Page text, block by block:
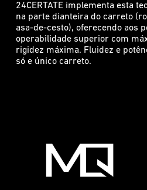
24CERTATE implementa esta
na parte dianteira do carreto
asa-de-cesto), oferecendo aos
operabilidade superior com
rigidez máxima. Fluidez e
só e único carreto.